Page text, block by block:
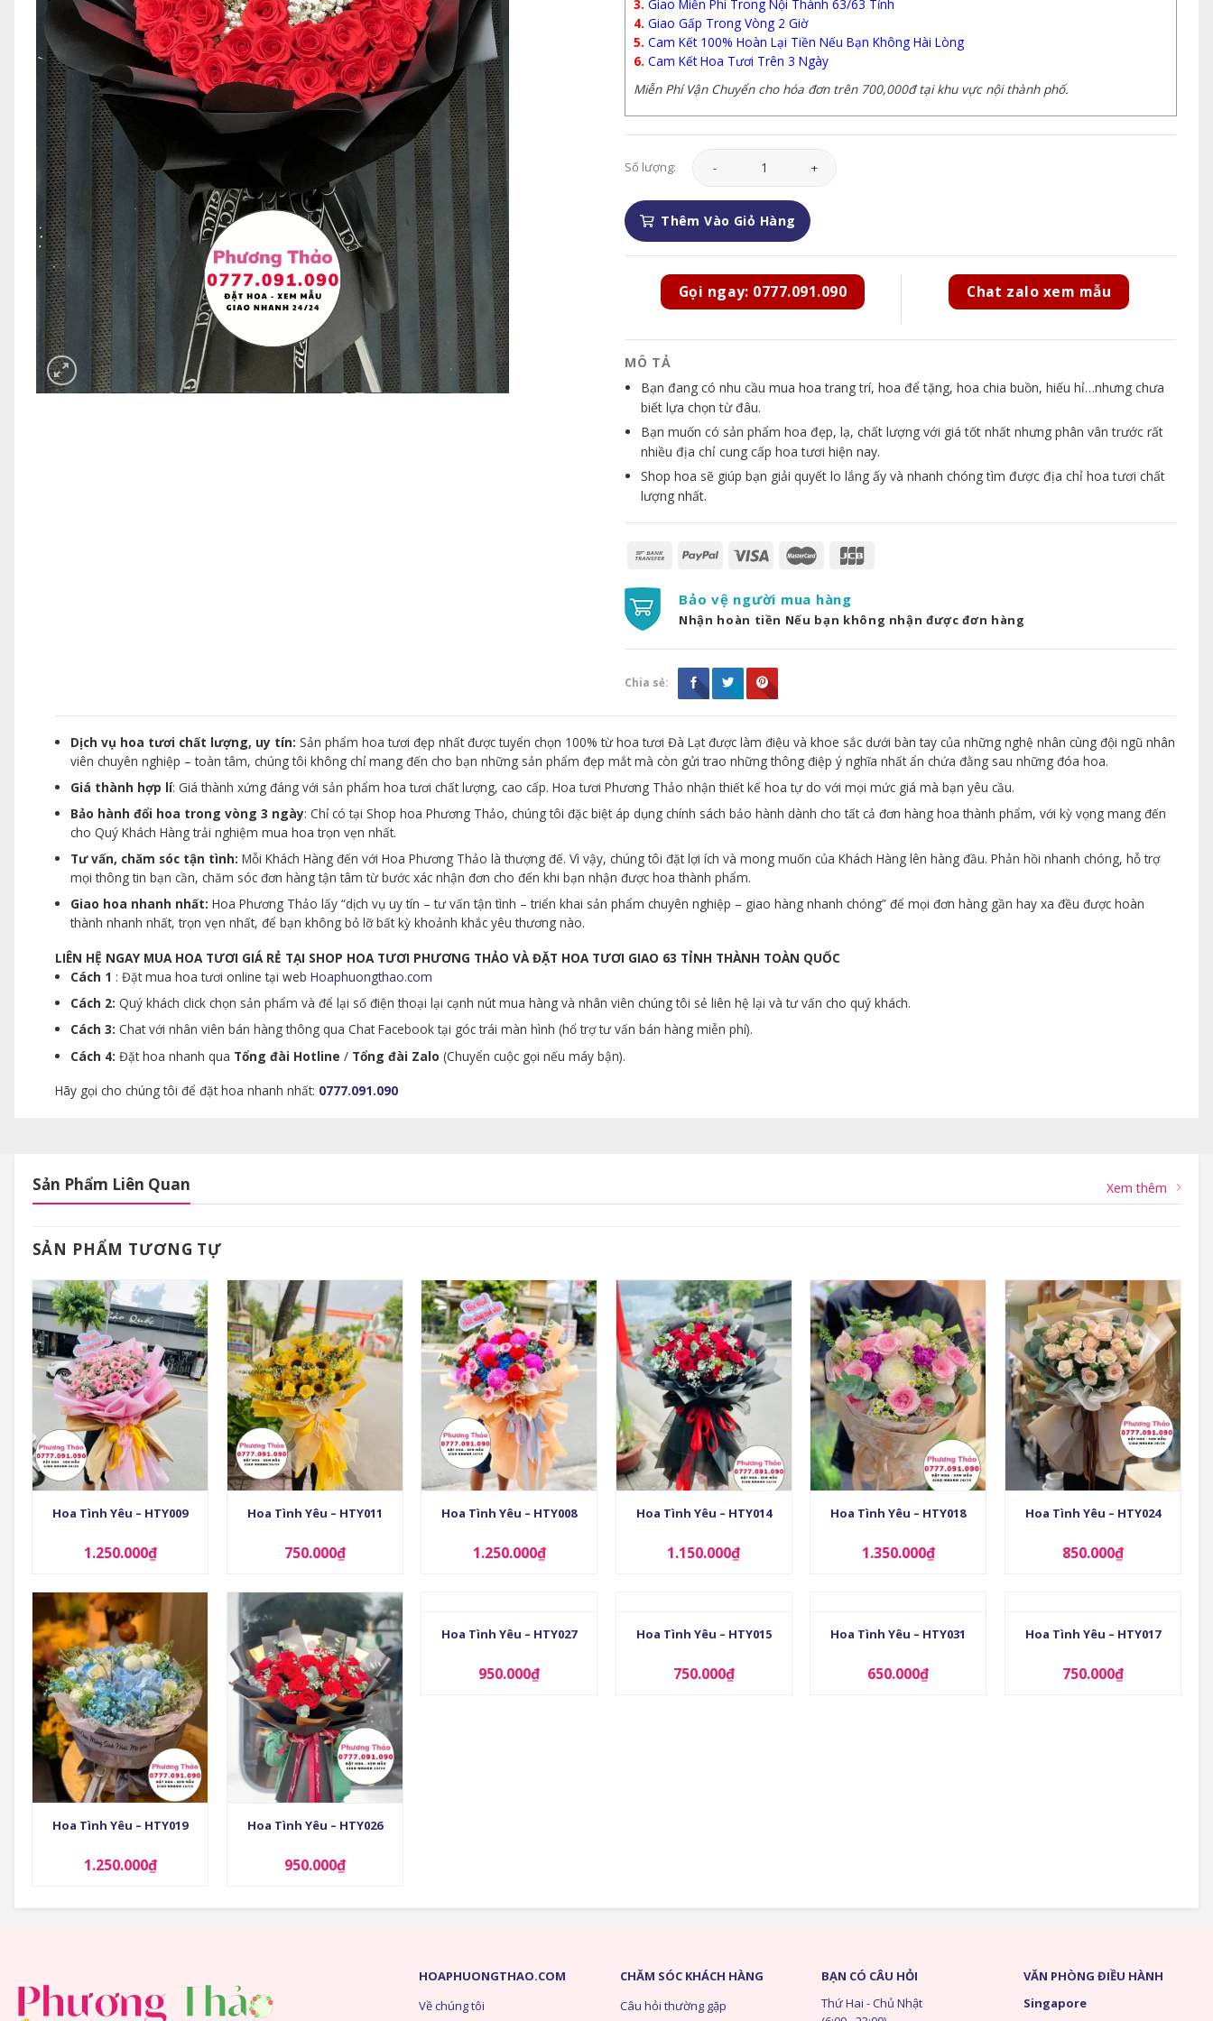
3. Giao Miễn Phí Trong Nội Thành 63/63 Tỉnh
4. Giao Gấp Trong Vòng 2 Giờ
5. Cam Kết 100% Hoàn Lại Tiền Nếu Bạn Không Hài Lòng
6. Cam Kết Hoa Tươi Trên 3 Ngày
Miễn Phí Vận Chuyển cho hóa đơn trên 700,000đ tại khu vực nội thành phố.
Số lượng:
Hoa Tình Yêu - HTY240 số lượng
Thêm Vào Giỏ Hàng
Gọi ngay: 0777.091.090 Chat zalo xem mẫu
MÔ TẢ
Bạn đang có nhu cầu mua hoa trang trí, hoa để tặng, hoa chia buồn, hiếu hỉ…nhưng chưa
biết lựa chọn từ đâu.
Bạn muốn có sản phẩm hoa đẹp, lạ, chất lượng với giá tốt nhất nhưng phân vân trước rất
nhiều địa chỉ cung cấp hoa tươi hiện nay.
Shop hoa sẽ giúp bạn giải quyết lo lắng ấy và nhanh chóng tìm được địa chỉ hoa tươi chất
lượng nhất.
Bảo vệ người mua hàng
Nhận hoàn tiền Nếu bạn không nhận được đơn hàng
Chia sẻ:
Dịch vụ hoa tươi chất lượng, uy tín: Sản phẩm hoa tươi đẹp nhất được tuyển chọn 100% từ hoa tươi Đà Lạt được làm điệu và khoe sắc dưới bàn tay của những nghệ nhân cùng đội ngũ nhân
viên chuyên nghiệp – toàn tâm, chúng tôi không chỉ mang đến cho bạn những sản phẩm đẹp mắt mà còn gửi trao những thông điệp ý nghĩa nhất ẩn chứa đằng sau những đóa hoa.
Giá thành hợp lí: Giá thành xứng đáng với sản phẩm hoa tươi chất lượng, cao cấp. Hoa tươi Phương Thảo nhận thiết kế hoa tự do với mọi mức giá mà bạn yêu cầu.
Bảo hành đổi hoa trong vòng 3 ngày: Chỉ có tại Shop hoa Phương Thảo, chúng tôi đặc biệt áp dụng chính sách bảo hành dành cho tất cả đơn hàng hoa thành phẩm, với kỳ vọng mang đến
cho Quý Khách Hàng trải nghiệm mua hoa trọn vẹn nhất.
Tư vấn, chăm sóc tận tình: Mỗi Khách Hàng đến với Hoa Phương Thảo là thượng đế. Vì vậy, chúng tôi đặt lợi ích và mong muốn của Khách Hàng lên hàng đầu. Phản hồi nhanh chóng, hỗ trợ
mọi thông tin bạn cần, chăm sóc đơn hàng tận tâm từ bước xác nhận đơn cho đến khi bạn nhận được hoa thành phẩm.
Giao hoa nhanh nhất: Hoa Phương Thảo lấy “dịch vụ uy tín – tư vấn tận tình – triển khai sản phẩm chuyên nghiệp – giao hàng nhanh chóng” để mọi đơn hàng gần hay xa đều được hoàn
thành nhanh nhất, trọn vẹn nhất, để bạn không bỏ lỡ bất kỳ khoảnh khắc yêu thương nào.
LIÊN HỆ NGAY MUA HOA TƯƠI GIÁ RẺ TẠI SHOP HOA TƯƠI PHƯƠNG THẢO VÀ ĐẶT HOA TƯƠI GIAO 63 TỈNH THÀNH TOÀN QUỐC
Cách 1 : Đặt mua hoa tươi online tại webHoaphuongthao.com
Cách 2: Quý khách click chọn sản phẩm và để lại số điện thoại lại cạnh nút mua hàng và nhân viên chúng tôi sẻ liên hệ lại và tư vấn cho quý khách.
Cách 3: Chat với nhân viên bán hàng thông qua Chat Facebook tại góc trái màn hình (hổ trợ tư vấn bán hàng miễn phí).
Cách 4: Đặt hoa nhanh qua Tổng đài Hotline / Tổng đài Zalo (Chuyển cuộc gọi nếu máy bận).
Hãy gọi cho chúng tôi để đặt hoa nhanh nhất: 0777.091.090
Sản Phẩm Liên Quan Xem thêm
SẢN PHẨM TƯƠNG TỰ
Hoa Tình Yêu – HTY009
1.250.000₫
+
Hoa Tình Yêu – HTY011
750.000₫
Hoa Tình Yêu – HTY008
1.250.000₫
+
Hoa Tình Yêu – HTY014
1.150.000₫
Hoa Tình Yêu – HTY018
1.350.000₫
Hoa Tình Yêu – HTY024
850.000₫
Hoa Tình Yêu – HTY019
1.250.000₫
+
Hoa Tình Yêu – HTY026
950.000₫
Hoa Tình Yêu – HTY027
950.000₫
Hoa Tình Yêu – HTY015
750.000₫
Hoa Tình Yêu – HTY031
650.000₫
Hoa Tình Yêu – HTY017
750.000₫
HOAPHUONGTHAO.COM
Về chúng tôi
CHĂM SÓC KHÁCH HÀNG
Câu hỏi thường gặp
BẠN CÓ CÂU HỎI
Thứ Hai - Chủ Nhật
VĂN PHÒNG ĐIỀU HÀNH
Singapore